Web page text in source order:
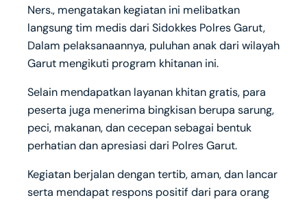
Ners., mengatakan kegiatan ini melibatkan
langsung tim medis dari Sidokkes Polres Garut,
Dalam pelaksanaannya, puluhan anak dari wilayah
Garut mengikuti program khitanan ini.
Selain mendapatkan layanan khitan gratis, para
peserta juga menerima bingkisan berupa sarung,
peci, makanan, dan cecepan sebagai bentuk
perhatian dan apresiasi dari Polres Garut.
Kegiatan berjalan dengan tertib, aman, dan lancar
serta mendapat respons positif dari para orang